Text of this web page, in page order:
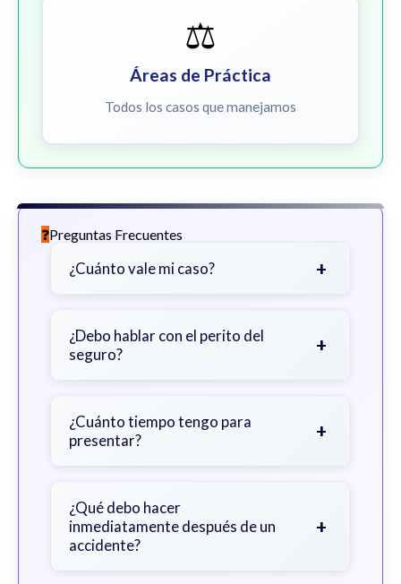
⚖️
Áreas de Práctica
Todos los casos que manejamos
Preguntas Frecuentes
¿Cuánto vale mi caso? +
gravedad de sus lesiones, facturas
médicas, tiempo fuera del trabajo y
¿Debo hablar con el perito del
seguro?
+
primero con un abogado para evitar
declaraciones que perjudiquen su
¿Cuánto tiempo tengo para
presentar?
+
con excepciones. Consulte para
obtener orientación específica.
¿Qué debo hacer
inmediatamente después de un
accidente?
+